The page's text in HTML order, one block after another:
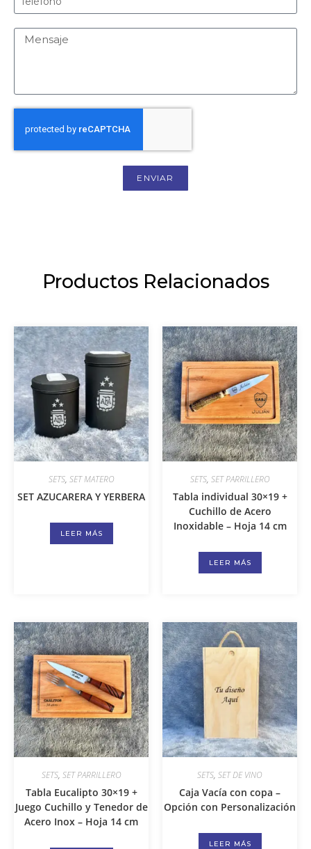
ENVIAR
Productos Relacionados
SETS, SET MATERO
SET AZUCARERA Y YERBERA
LEER MÁS
SETS, SET PARRILLERO
Tabla individual 30×19 +
Cuchillo de Acero
Inoxidable – Hoja 14 cm
LEER MÁS
SETS, SET PARRILLERO
Tabla Eucalipto 30×19 +
Juego Cuchillo y Tenedor de
Acero Inox – Hoja 14 cm
SETS, SET DE VINO
Caja Vacía con copa –
Opción con Personalización
LEER MÁS